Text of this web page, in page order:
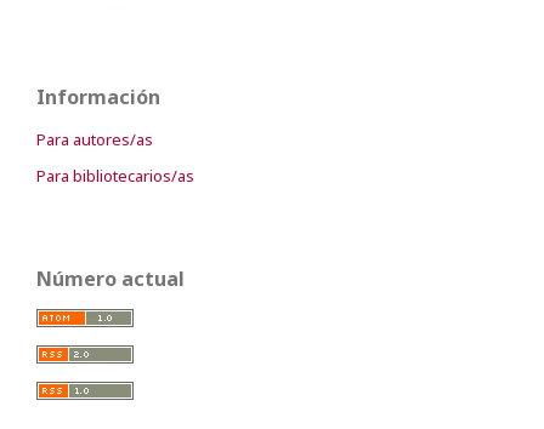
Información
Para autores/as
Para bibliotecarios/as
Número actual